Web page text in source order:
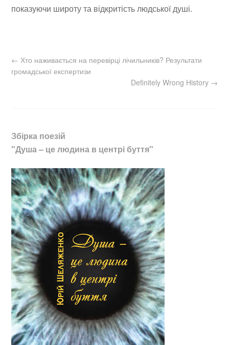
показуючи широту та відкритість людської душі.
← Хто наживається на перевірці лічильників? Результати
громадської експертизи
Definitely Wrong History →
Збірка поезій
"Душа – це людина в центрі буття"